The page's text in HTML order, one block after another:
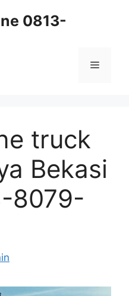
0813-
Menu
truck
Bekasi
8079-